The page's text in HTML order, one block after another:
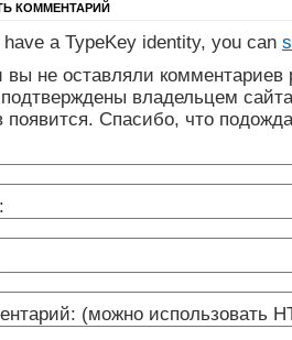
КОММЕНТАРИЙ
a TypeKey identity, you can
вы не оставляли
владельцем
появится. Спасибо, что
(можно использовать